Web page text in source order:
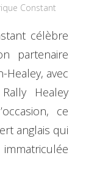
Constant
célèbre
partenaire
avec
Healey
ce
anglais qui